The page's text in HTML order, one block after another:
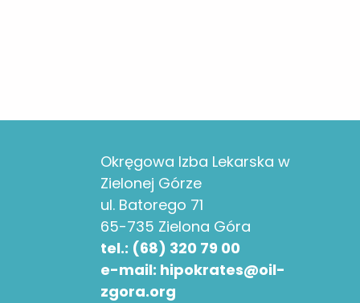
Okręgowa Izba Lekarska w
Zielonej Górze
ul. Batorego 71
65-735 Zielona Góra
tel.: (68) 320 79 00
e-mail: hipokrates@oil-
zgora.org